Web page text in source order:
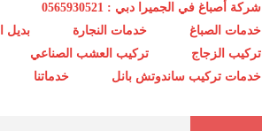
شركة أصباغ في الجميرا دبي : 0565930521
خدمات الصباغ
خدمات النجارة بديل
تركيب الزجاج
تركيب العشب الصناعي
خدمات تركيب ساندوتش بانل
خدماتنا